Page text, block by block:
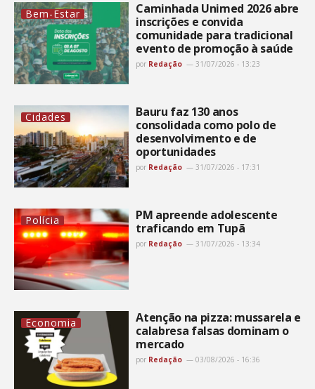
Bem-Estar
Caminhada Unimed 2026 abre
inscrições e convida
comunidade para tradicional
evento de promoção à saúde
por Redação 31/07/2026 - 13:23
Cidades
Bauru faz 130 anos
consolidada como polo de
desenvolvimento e de
oportunidades
por Redação 31/07/2026 - 17:31
Polícia
PM apreende adolescente
traficando em Tupã
por Redação 31/07/2026 - 13:34
Economia
Atenção na pizza: mussarela e
calabresa falsas dominam o
mercado
por Redação 03/08/2026 - 16:36